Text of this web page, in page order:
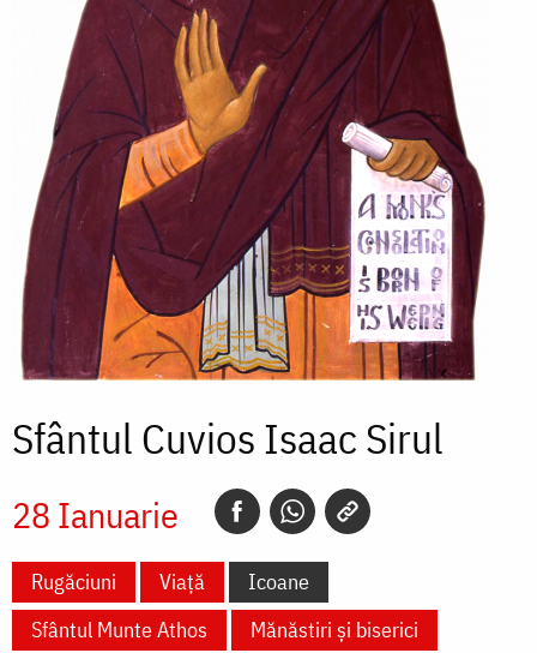
Sfântul Cuvios Isaac Sirul
28 Ianuarie
Rugăciuni Viață
Icoane
Sfântul Munte Athos
Mănăstiri și biserici